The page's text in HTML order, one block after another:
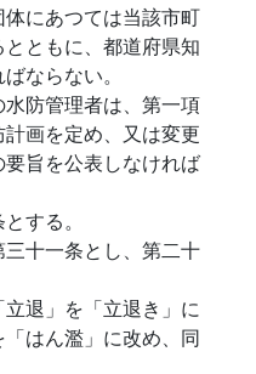
にあつては当該市町
ともに、都道府県知
ならない。
防管理者は、第一項
画を定め、又は変更
旨を公表しなければ
する。
十一条とし、第二十
退」を「立退き」に
はん濫」に改め、同